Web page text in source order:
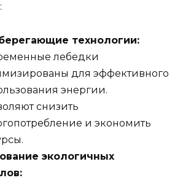
технологии:
лебедки
для эффективного
энергии.
снизить
и экономить
экологичных